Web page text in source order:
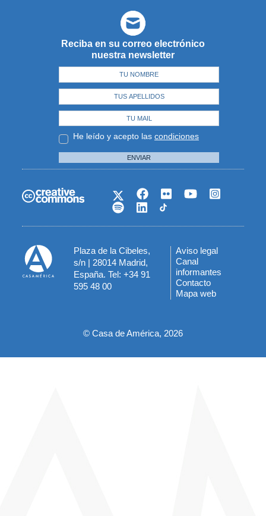
Reciba en su correo electrónico
nuestra newsletter
He leído y acepto las condiciones
ENVIAR
Plaza de la Cibeles,
s/n | 28014 Madrid,
España. Tel: +34 91
595 48 00
Menú
del
pie
Aviso legal
Canal
informantes
Contacto
Mapa web
© Casa de América, 2026